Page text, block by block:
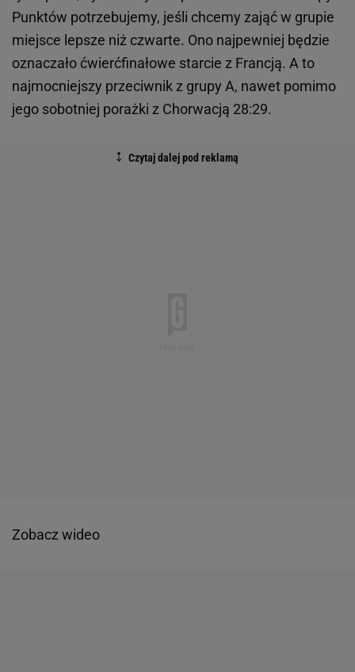
Punktów potrzebujemy, jeśli chcemy zająć w grupie
miejsce lepsze niż czwarte. Ono najpewniej będzie
oznaczało ćwierćfinałowe starcie z Francją. A to
najmocniejszy przeciwnik z grupy A, nawet pomimo
jego sobotniej porażki z Chorwacją 28:29.
Zobacz wideo